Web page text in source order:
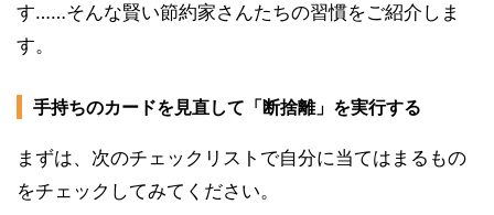
す……そんな賢い節約家さんたちの習慣をご紹介しま
す。
手持ちのカードを見直して「断捨離」を実行する
まずは、次のチェックリストで自分に当てはまるもの
をチェックしてみてください。